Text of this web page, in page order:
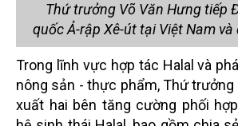
Thứ trưởng Võ Văn Hưng tiếp
quốc Ả-rập Xê-út tại Việt Nam
Trong lĩnh vực hợp tác Halal và
nông sản - thực phẩm, Thứ trưởng
xuất hai bên tăng cường phối